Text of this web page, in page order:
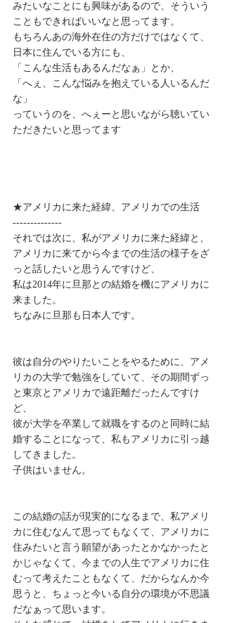
みたいなことにも興味があるので、そういう
こともできればいいなと思ってます。
もちろんあの海外在住の方だけではなくて、
日本に住んでいる方にも、
「こんな生活もあるんだなぁ」とか、
「へぇ、こんな悩みを抱えている人いるんだ
な」
っていうのを、へぇーと思いながら聴いてい
ただきたいと思ってます
★アメリカに来た経緯、アメリカでの生活
--------------
それでは次に、私がアメリカに来た経緯と、
アメリカに来てから今までの生活の様子をざ
っと話したいと思うんですけど、
私は2014年に旦那との結婚を機にアメリカに
来ました。
ちなみに旦那も日本人です。
彼は自分のやりたいことをやるために、アメ
リカの大学で勉強をしていて、その期間ずっ
と東京とアメリカで遠距離だったんですけ
ど、
彼が大学を卒業して就職をするのと同時に結
婚することになって、私もアメリカに引っ越
してきました。
子供はいません。
この結婚の話が現実的になるまで、私アメリ
カに住むなんて思ってもなくて、アメリカに
住みたいと言う願望があったとかなかったと
かじゃなくて、今までの人生でアメリカに住
むって考えたこともなくて、だからなんか今
思うと、ちょっと今いる自分の環境が不思議
だなぁって思います。